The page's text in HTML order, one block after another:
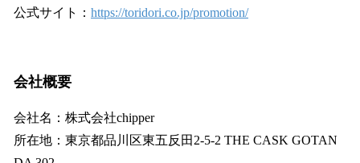
公式サイト： https://toridori.co.jp/promotion/
会社概要
会社名：株式会社chipper
所在地：東京都品川区東五反田2-5-2 THE CASK GOTAN